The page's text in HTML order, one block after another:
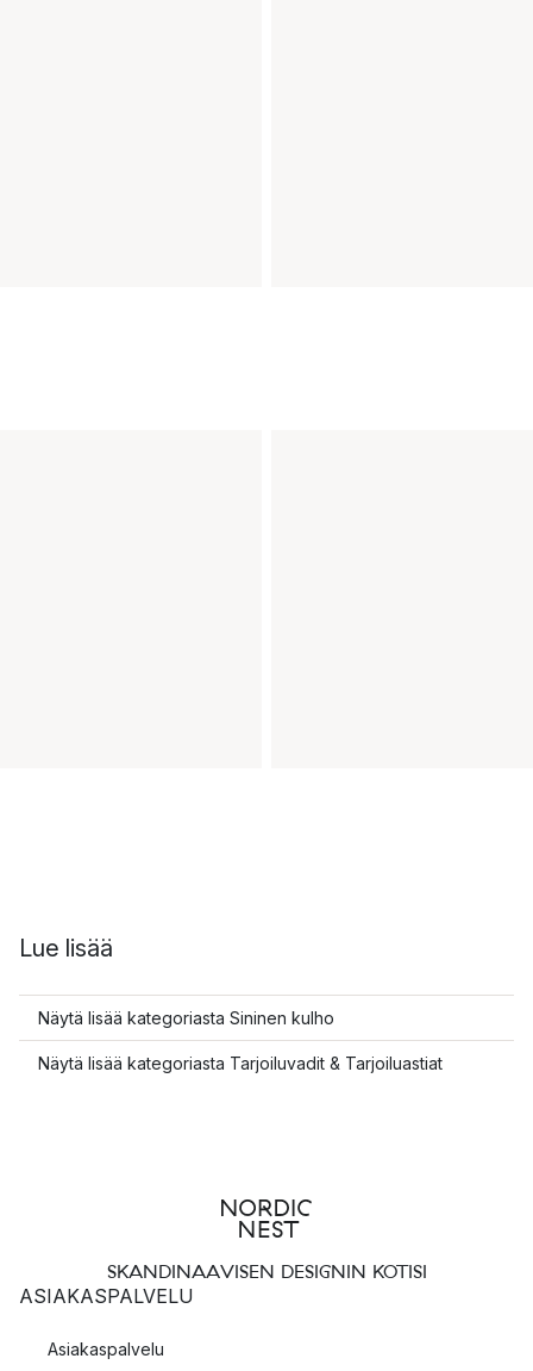
Lue lisää
Näytä lisää kategoriasta Sininen kulho
Näytä lisää kategoriasta Tarjoiluvadit & Tarjoiluastiat
SKANDINAAVISEN DESIGNIN KOTISI
ASIAKASPALVELU
Asiakaspalvelu